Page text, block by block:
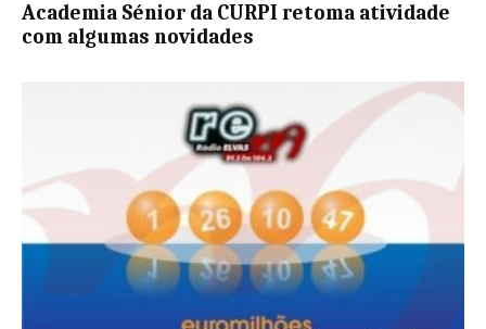
Academia Sénior da CURPI retoma atividade
com algumas novidades